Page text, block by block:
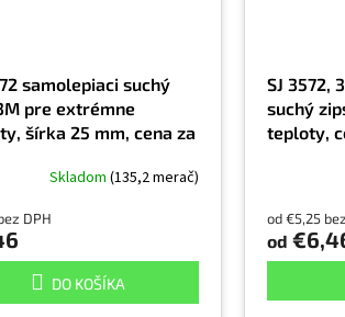
samolepiaci suchý
pre extrémne
šírka 25 mm, cena za
Skladom (135,2 merač)
DPH
DO KOŠÍKA
SJ 3572,
suchý
teploty,
od €5,25
od